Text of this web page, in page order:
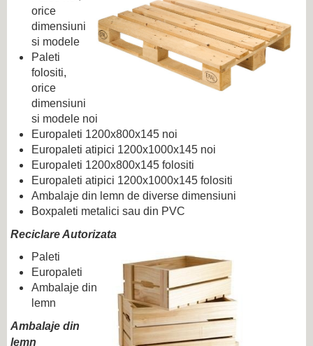
orice
dimensiuni
si modele
Paleti
folositi,
orice
dimensiuni
si modele noi
Europaleti 1200x800x145 noi
Europaleti atipici 1200x1000x145 noi
Europaleti 1200x800x145 folositi
Europaleti atipici 1200x1000x145 folositi
Ambalaje din lemn de diverse dimensiuni
Boxpaleti metalici sau din PVC
Reciclare Autorizata
Paleti
Europaleti
Ambalaje din
lemn
Ambalaje din
lemn